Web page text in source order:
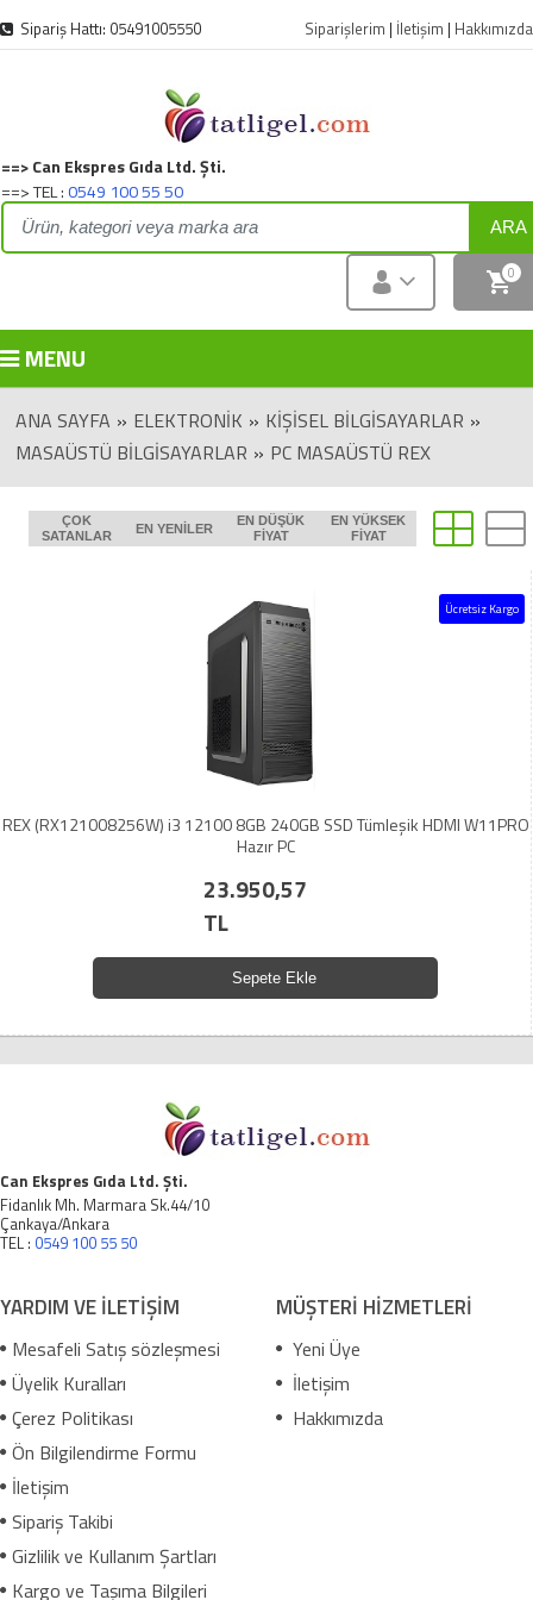
Sipariş Hattı: 05491005550 Siparişlerim | İletişim | Hakkımızda
Can Ekspres Gıda Ltd. Şti.
TEL :0549 100 55 50
ARA
0
MENU
ANA SAYFA » ELEKTRONIK » KIŞISEL BILGISAYARLAR »
MASAÜSTÜ BILGISAYARLAR » PC MASAÜSTÜ REX
ÇOK
SATANLAR
EN YENILER
EN DÜŞÜK
FIYAT
EN YÜKSEK
FIYAT
Ücretsiz Kargo
REX (RX121008256W) i3 12100 8GB 240GB SSD Tümleşik HDMI W11PRO
Hazır PC
23.950,57
TL
Sepete Ekle
Can Ekspres Gıda Ltd. Şti.
Fidanlık Mh. Marmara Sk.44/10
Çankaya/Ankara
TEL : 0549 100 55 50
YARDIM VE İLETİŞİM
Mesafeli Satış sözleşmesi
Üyelik Kuralları
Çerez Politikası
Ön Bilgilendirme Formu
İletişim
Sipariş Takibi
Gizlilik ve Kullanım Şartları
Kargo ve Taşıma Bilgileri
MÜŞTERİ HİZMETLERİ
Yeni Üye
İletişim
Hakkımızda